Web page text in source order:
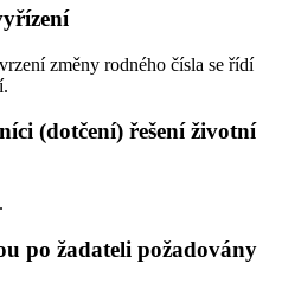
změny rodného čísla se řídí
(dotčení) řešení životní
po žadateli požadovány